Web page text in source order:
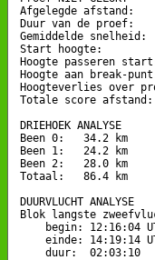
Afgelegde afstand:
Duur van de proef:
Gemiddelde
Start hoogte:
Hoogte passeren
Hoogte aan break-
Hoogteverlies over
Totale score
DRIEHOEK ANALYSE
Been 0:   34.2 km
Been 1:   24.2 km
Been 2:   28.0 km
Totaal:   86.4 km
DUURVLUCHT ANALYSE
Blok langste
begin: 12:16:04
einde: 14:19:14
    duur:  02:03:10